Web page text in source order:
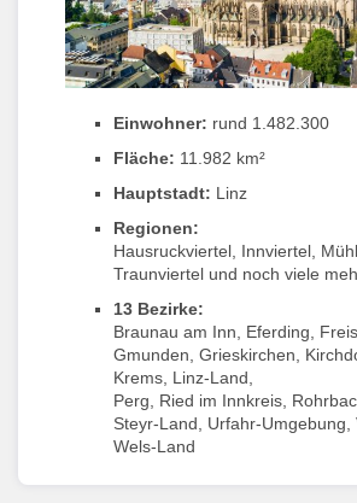
Einwohner: rund 1.482.300
Fläche: 11.982 km²
Hauptstadt: Linz
Regionen:
Hausruckviertel, Innviertel,
Traunviertel und noch viele
13 Bezirke:
Braunau am Inn, Eferding,
Gmunden, Grieskirchen,
Krems, Linz-Land,
Perg, Ried im Innkreis,
Steyr-Land, Urfahr-Umgebung,
Wels-Land